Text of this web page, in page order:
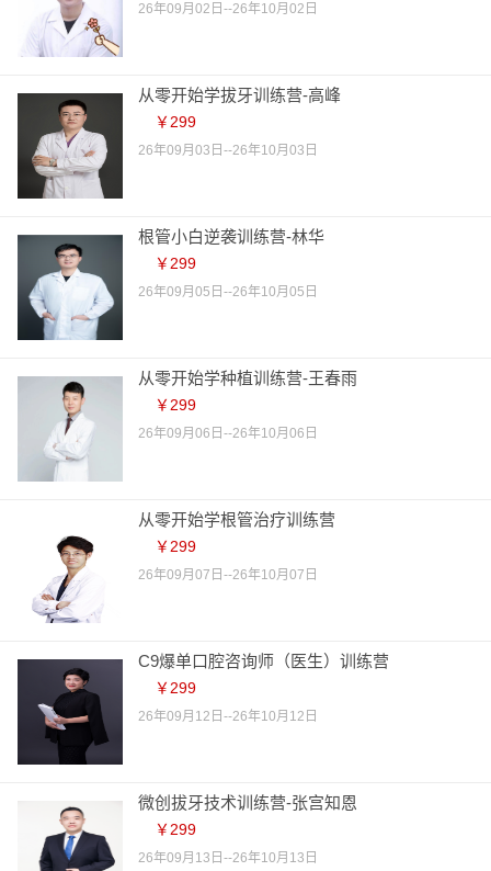
26年09月02日--26年10月02日
从零开始学拔牙训练营-高峰
￥299
26年09月03日--26年10月03日
根管小白逆袭训练营-林华
￥299
26年09月05日--26年10月05日
从零开始学种植训练营-王春雨
￥299
26年09月06日--26年10月06日
从零开始学根管治疗训练营
￥299
26年09月07日--26年10月07日
C9爆单口腔咨询师（医生）训练营
￥299
26年09月12日--26年10月12日
微创拔牙技术训练营-张宫知恩
￥299
26年09月13日--26年10月13日